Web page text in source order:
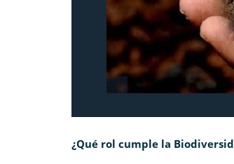
¿Qué rol cumple la